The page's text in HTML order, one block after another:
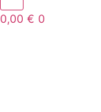
0,00 € 0